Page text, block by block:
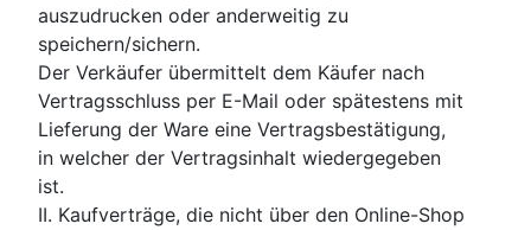
auszudrucken oder anderweitig zu
speichern/sichern.
Der Verkäufer übermittelt dem Käufer nach
Vertragsschluss per E-Mail oder spätestens mit
Lieferung der Ware eine Vertragsbestätigung,
in welcher der Vertragsinhalt wiedergegeben
ist.
II. Kaufverträge, die nicht über den Online-Shop